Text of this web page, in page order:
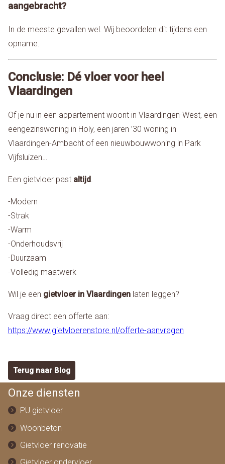
aangebracht?
In de meeste gevallen wel. Wij beoordelen dit tijdens een
opname.
Conclusie: Dé vloer voor heel
Vlaardingen
Of je nu in een appartement woont in Vlaardingen-West, een
eengezinswoning in Holy, een jaren ’30 woning in
Vlaardingen-Ambacht of een nieuwbouwwoning in Park
Vijfsluizen…
Een gietvloer past altijd.
-Modern
-Strak
-Warm
-Onderhoudsvrij
-Duurzaam
-Volledig maatwerk
Wil je een gietvloer in Vlaardingenlaten leggen?
Vraag direct een offerte aan:
https://www.gietvloerenstore.nl/offerte-aanvragen
Terug naar Blog
Onze diensten
PU gietvloer
Woonbeton
Gietvloer renovatie